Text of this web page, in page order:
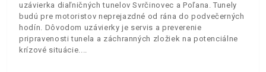
uzávierka diaľničných tunelov Svrčinovec a Poľana. Tunely
budú pre motoristov neprejazdné od rána do podvečerných
hodín. Dôvodom uzávierky je servis a preverenie
pripravenosti tunela a záchranných zložiek na potenciálne
krízové situácie.